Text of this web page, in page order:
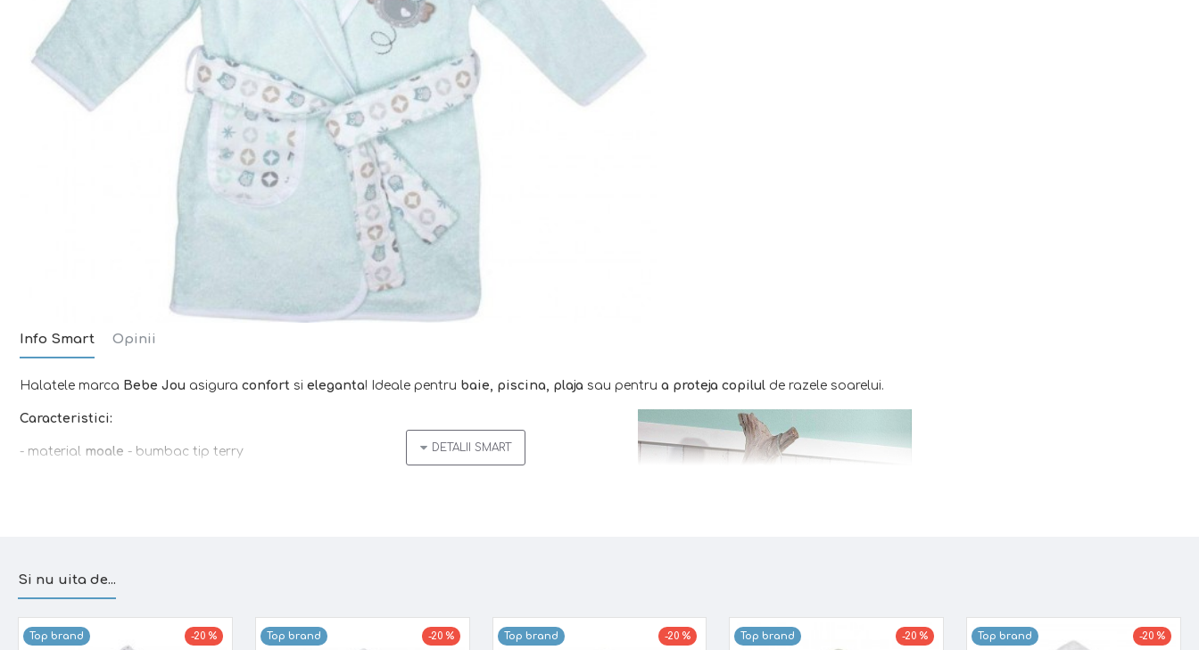
Info Smart Opinii
Halatele marca Bebe Jou asigura confort si eleganta! Ideale pentru baie, piscina, plaja sau pentru a proteja copilul de razele soarelui.
Caracteristici:
- material moale - bumbac tip terry
- poate fi folosit dupa
baie, piscina sau la plaja
Si nu uita de...
Top brand -20 % Top brand -20 % Top brand -20 % Top brand -20 % Top brand -20 %